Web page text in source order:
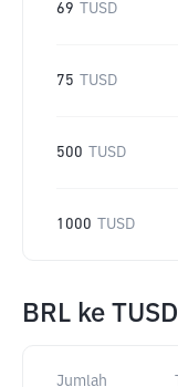
69 TUSD
75 TUSD
500 TUSD
1000 TUSD
BRL ke TUSD
Jumlah